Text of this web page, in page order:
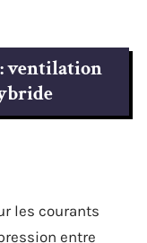
ventilation
les courants
entre